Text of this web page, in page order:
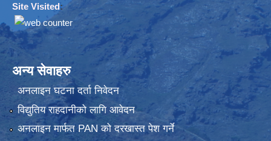
Site Visited:
अन्य सेवाहरु
अनलाइन घटना दर्ता निवेदन
विद्युतिय राहदानीको लागि आवेदन
अनलाइन मार्फत PAN को दरखास्त पेश गर्ने